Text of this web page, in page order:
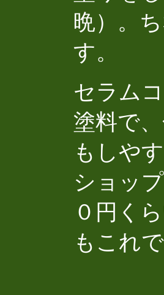
晩）。
す。
セラム
塗料で
もしや
ショッ
０円く
もこれで